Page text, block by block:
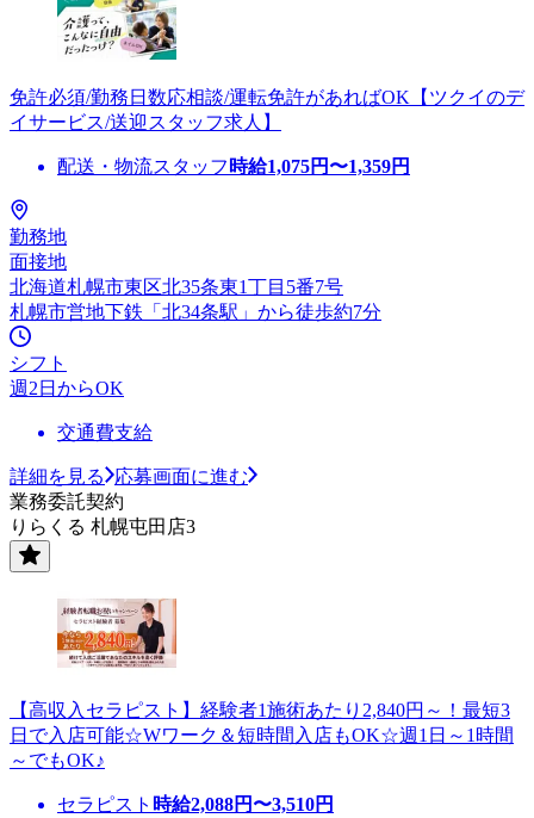
免許必須/勤務日数応相談/運転免許があればOK【ツクイのデ
イサービス/送迎スタッフ求人】
配送・物流スタッフ 時給1,075円〜1,359円
勤務地
面接地
北海道札幌市東区北35条東1丁目5番7号
札幌市営地下鉄「北34条駅」から徒歩約7分
シフト
週2日からOK
交通費支給
詳細を見る
応募画面に進む
業務委託契約
りらくる 札幌屯田店3
【高収入セラピスト】経験者1施術あたり2,840円～！最短3
日で入店可能☆Wワーク＆短時間入店もOK☆週1日～1時間
～でもOK♪
セラピスト 時給2,088円〜3,510円